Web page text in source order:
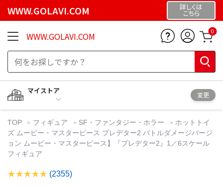
WWW.GOLAVI.COM 詳しくは
こちら
WWW.GOLAVI.COM 0
マイストア
変更
TOP フィギュア SF・ファンタジー・ホラー
ホットトイ
ズ ムービー・マスターピース プレデター2 バトルダメージバージ
ョン ムービー・マスターピース】『プレデター2』1／6スケール
フィギュア
(2355)